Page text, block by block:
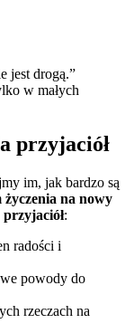
jest drogą.”
w małych
przyjaciół
im, jak bardzo są
życzenia na nowy
:
radości i
powody do
rzeczach na